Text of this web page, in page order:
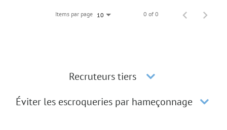
Items par page 10 0 of 0
Recruteurs tiers
Éviter les escroqueries par hameçonnage